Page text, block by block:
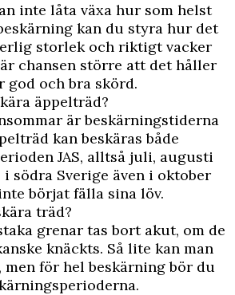
inte låta växa hur som helst
kan du styra hur det
storlek och riktigt vacker
chansen större att det håller
god och bra skörd.
äppelträd?
är beskärningstiderna
kan beskäras både
JAS, alltså juli, augusti
i södra Sverige även i oktober
börjat fälla sina löv.
träd?
grenar tas bort akut, om de
knäckts. Så lite kan man
men för hel beskärning bör du